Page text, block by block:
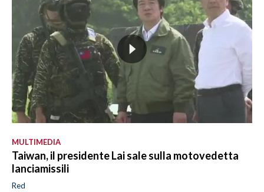
MULTIMEDIA
Taiwan, il presidente Lai sale sulla motovedetta
lanciamissili
Red